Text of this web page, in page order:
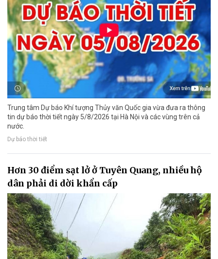
Trung tâm Dự báo Khí tượng Thủy văn Quốc gia vừa đưa ra thông
tin dự báo thời tiết ngày 5/8/2026 tại Hà Nội và các vùng trên cả
nước.
Dự báo thời tiết
Hơn 30 điểm sạt lở ở Tuyên Quang, nhiều hộ
dân phải di dời khẩn cấp